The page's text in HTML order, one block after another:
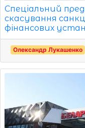
Спеціальний
скасування
фінансових
Олександр Лукашенко